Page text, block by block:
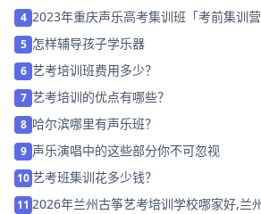
4 2023年重庆声乐高考集训班「考前集训营
5 怎样辅导孩子学乐器
6 艺考培训班费用多少？
7 艺考培训的优点有哪些？
8 哈尔滨哪里有声乐班？
9 声乐演唱中的这些部分你不可忽视
10艺考班集训花多少钱？
11 2026年兰州古筝艺考培训学校哪家好,兰